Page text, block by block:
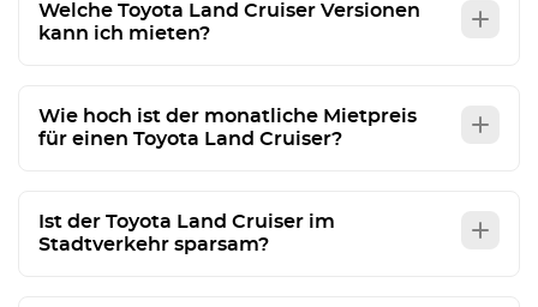
Welche Toyota Land Cruiser Versionen
kann ich mieten?
Wie hoch ist der monatliche Mietpreis
für einen Toyota Land Cruiser?
Ist der Toyota Land Cruiser im
Stadtverkehr sparsam?